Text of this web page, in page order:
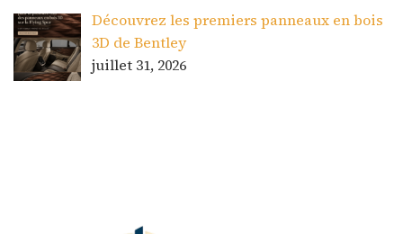
Découvrez les premiers panneaux en bois
3D de Bentley
juillet 31, 2026